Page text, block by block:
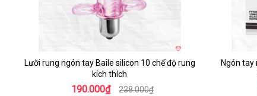
Lưỡi rung ngón tay Baile silicon 10 chế độ rung
kích thích
190.000₫ 238.000₫
Ngón